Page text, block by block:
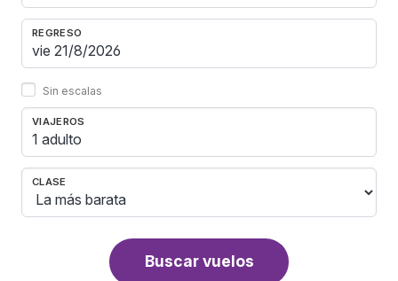
REGRESO
Sin escalas
VIAJEROS
1 adulto
CLASE
Buscar vuelos